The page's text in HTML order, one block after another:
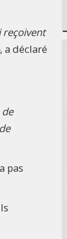
reçoivent
, a déclaré
pas